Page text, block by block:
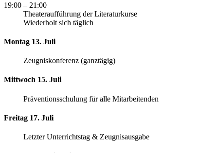
19:00 – 21:00
Theateraufführung der Literaturkurse
Wiederholt sich täglich
Montag 13. Juli
Zeugniskonferenz (ganztägig)
Mittwoch 15. Juli
Präventionsschulung für alle Mitarbeitenden
Freitag 17. Juli
Letzter Unterrichtstag & Zeugnisausgabe